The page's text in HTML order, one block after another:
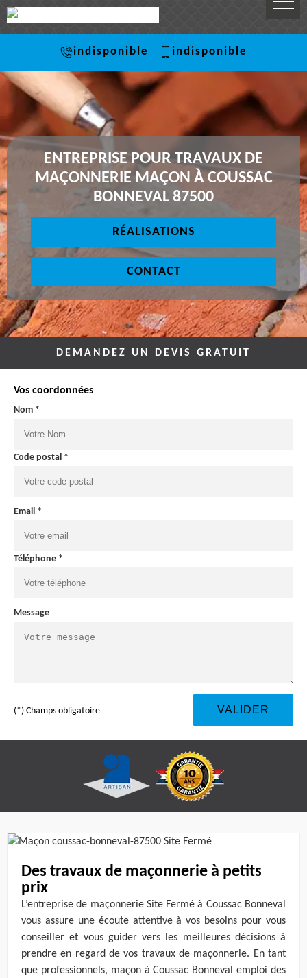
indisponible indisponible
ENTREPRISE POUR TRAVAUX DE
MAÇONNERIE MAÇON À COUSSAC
BONNEVAL 87500
RÉALISATIONS
CONTACT
DEMANDEZ UN DEVIS GRATUIT
Vos coordonnées
Nom *
Code postal *
Email *
Téléphone *
Message
(*) Champs obligatoire
Des travaux de maçonnerie à petits
prix
L’entreprise de maçonnerie Site Fermé à Coussac Bonneval
vous assure une écoute attentive à vos besoins pour vous
conseiller et vous guider vers les meilleures décisions à
prendre en regard de vos travaux de maçonnerie. En tant
que professionnels, maçon à Coussac Bonneval emploi des